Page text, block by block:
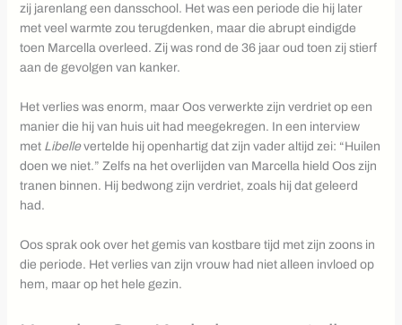
zij jarenlang een dansschool. Het was een periode die hij later
met veel warmte zou terugdenken, maar die abrupt eindigde
toen Marcella overleed. Zij was rond de 36 jaar oud toen zij stierf
aan de gevolgen van kanker.
Het verlies was enorm, maar Oos verwerkte zijn verdriet op een
manier die hij van huis uit had meegekregen. In een interview
met Libellevertelde hij openhartig dat zijn vader altijd zei: “Huilen
doen we niet.” Zelfs na het overlijden van Marcella hield Oos zijn
tranen binnen. Hij bedwong zijn verdriet, zoals hij dat geleerd
had.
Oos sprak ook over het gemis van kostbare tijd met zijn zoons in
die periode. Het verlies van zijn vrouw had niet alleen invloed op
hem, maar op het hele gezin.